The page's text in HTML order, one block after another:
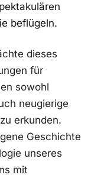
beflügeln.
dieses⁢
für‌
sowohl‌
neugierige
erkunden.
Geschichte
‍unseres
mit